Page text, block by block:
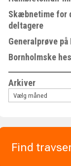
Skæbnetime for
deltagere
Generalprøve
Bornholmske
Arkiver
Find